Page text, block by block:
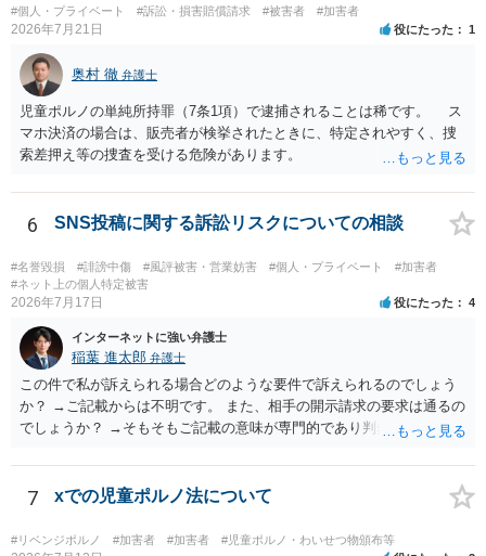
#個人・プライベート #訴訟・損害賠償請求 #被害者 #加害者
2026年7月21日 役にたった 1
奥村 徹 弁護士
児童ポルノの単純所持罪（7条1項）で逮捕されることは稀です。 ス
マホ決済の場合は、販売者が検挙されたときに、特定されやすく、捜
索差押え等の捜査を受ける危険があります。
6 SNS投稿に関する訴訟リスクについての相談
#名誉毀損 #誹謗中傷 #風評被害・営業妨害 #個人・プライベート
#加害者
#ネット上の個人特定被害
2026年7月17日 役にたった 4
インターネットに強い弁護士
稲葉 進太郎 弁護士
この件で私が訴えられる場合どのような要件で訴えられるのでしょう
か？ →ご記載からは不明です。 また、相手の開示請求の要求は通るの
でしょうか？ →そもそもご記載の意味が専門的であり判然としないも
らご相談になることをお勧めいたします。
7 xでの児童ポルノ法について
#リベンジポルノ #加害者 #加害者 #児童ポルノ・わいせつ物頒布等